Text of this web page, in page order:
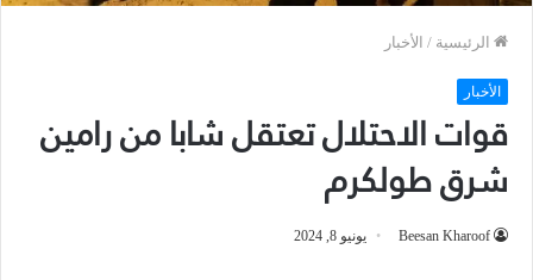
الرئيسية / الأخبار
الأخبار
قوات الاحتلال تعتقل شابا من رامين
شرق طولكرم
Beesan Kharoof يونيو 8, 2024